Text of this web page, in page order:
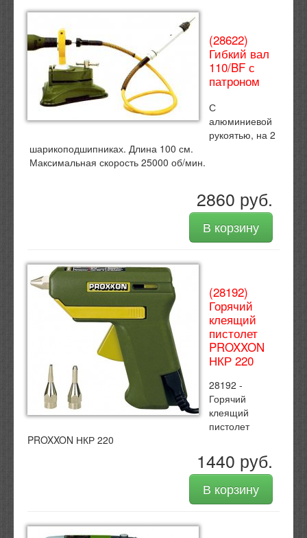
(28622)
Гибкий вал
110/BF с
патроном
С
алюминиевой
рукоятью, на 2
шарикоподшипниках. Длина 100 см.
Максимальная скорость 25000 об/мин.
2860 руб.
В корзину
(28192)
Горячий
клеящий
пистолет
PROXXON
НКР 220
28192 -
Горячий
клеящий
пистолет
PROXXON НКР 220
1440 руб.
В корзину